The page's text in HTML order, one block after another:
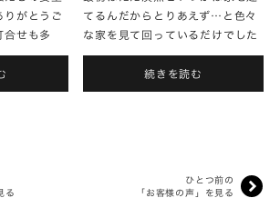
りがとうご
合せも多
合わせてい
打合せも
じることも
てるんだからとりあえず…と色々
な家を見て回っているだけでした
が、アドヴァンスを訪れた時にこ
んな家がほしい!!早くほしい!!と
いう思いが強くなりました。...
続きを読む
る
ひとつ前の
「お客様の声」を見る